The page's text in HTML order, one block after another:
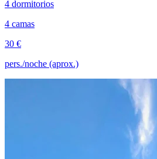
4 dormitorios
4 camas
30 €
pers./noche (aprox.)